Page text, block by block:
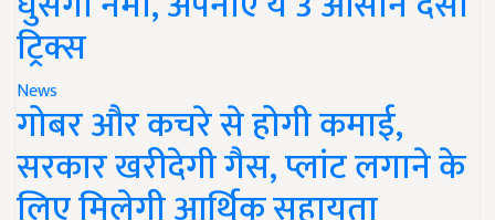
ट्रिक्स
News
गोबर और कचरे से होगी कमाई,
सरकार खरीदेगी गैस, प्लांट लगाने के